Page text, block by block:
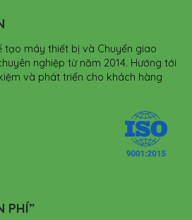
tạo máy thiết bị và Chuyển giao
nghiệp từ năm 2014. Hướng tới
và phát triển cho khách hàng
PHÍ”